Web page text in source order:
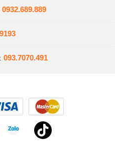
0932.689.889
093.7070.491